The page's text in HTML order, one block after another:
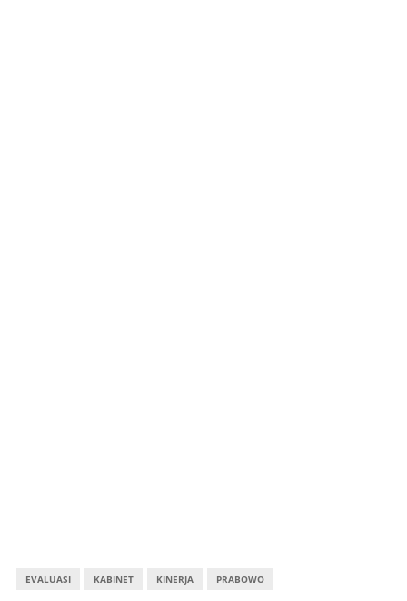
EVALUASI KABINET KINERJA PRABOWO